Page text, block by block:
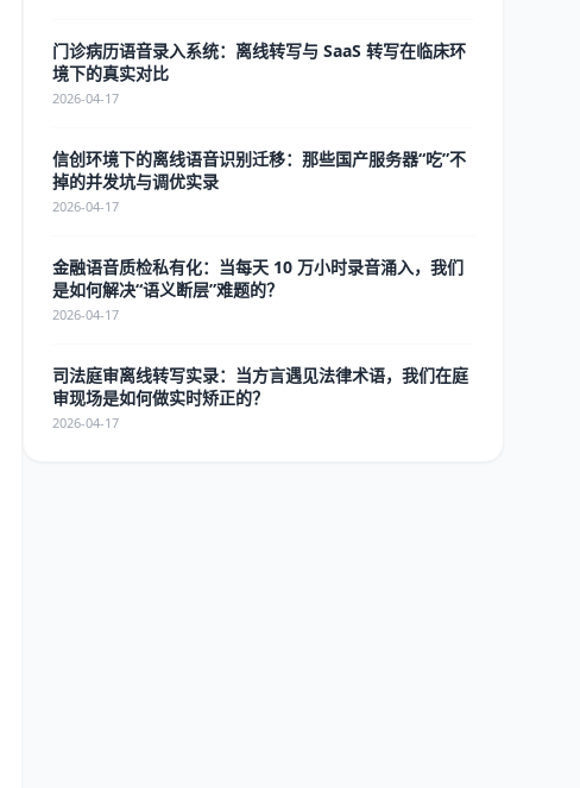
门诊病历语音录入系统：离线转写与 SaaS 转写在临床环
境下的真实对比
2026-04-17
信创环境下的离线语音识别迁移：那些国产服务器“吃”不
掉的并发坑与调优实录
2026-04-17
金融语音质检私有化：当每天 10 万小时录音涌入，我们
是如何解决“语义断层”难题的？
2026-04-17
司法庭审离线转写实录：当方言遇见法律术语，我们在庭
审现场是如何做实时矫正的？
2026-04-17